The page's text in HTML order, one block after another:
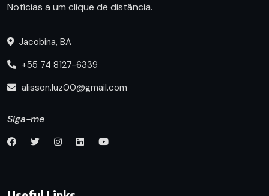
Notícias a um clique de distância.
Jacobina, BA
+55 74 8127-6339
alisson.luz00@gmail.com
Siga-me